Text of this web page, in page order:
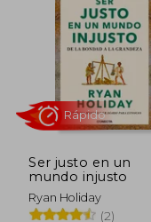
Ser justo en un
mundo injusto
Ryan Holiday
(2)